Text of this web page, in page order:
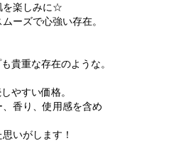
を楽しみに☆
ーズで心強い存在。
貴重な存在のような。
やすい価格。
香り、使用感を含め
いがします！